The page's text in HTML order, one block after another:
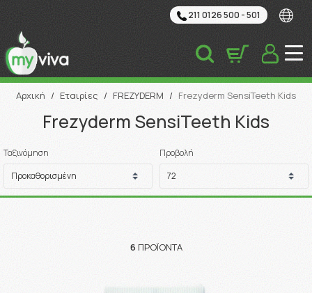
211 0126 500 - 501
Αναζήτηση
Αρχική / Εταιρίες / FREZYDERM / Frezyderm SensiTeeth Kids
Frezyderm SensiTeeth Kids
Ταξινόμηση Προβολή
6 ΠΡΟΪΌΝΤΑ